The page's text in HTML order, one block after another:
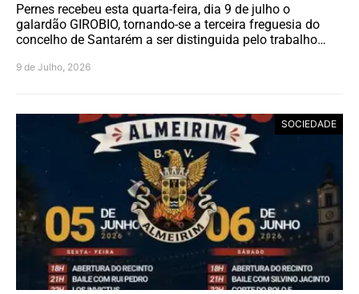
Pernes recebeu esta quarta-feira, dia 9 de julho o
galardão GIROBIO, tornando-se a terceira freguesia do
concelho de Santarém a ser distinguida pelo trabalho…
9 de Julho, 2026
SOCIEDADE